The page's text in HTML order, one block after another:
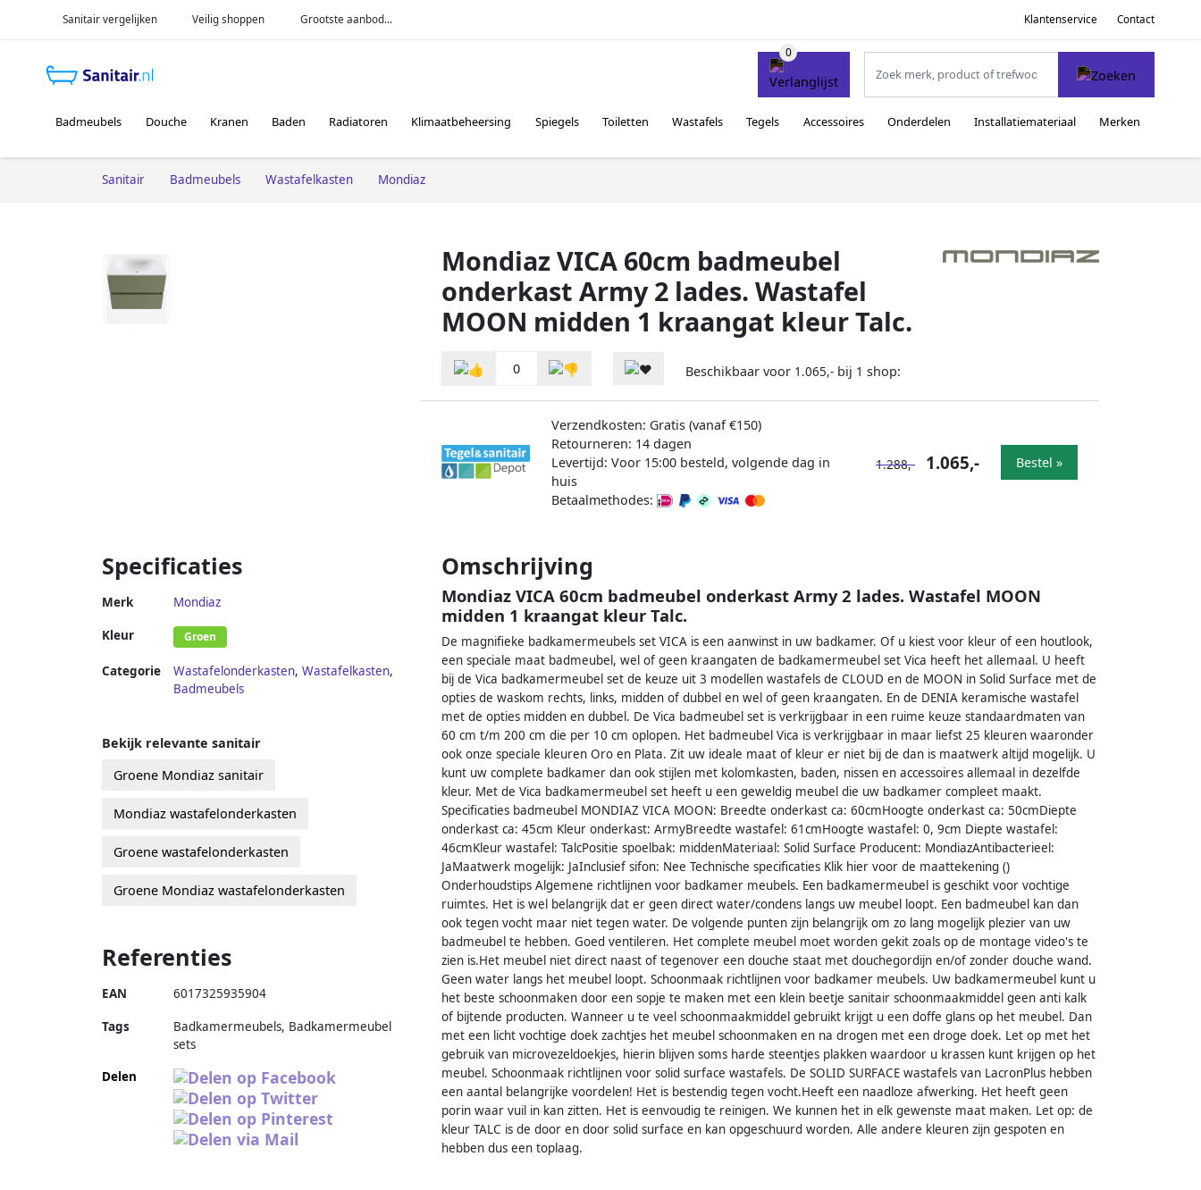
Sanitair vergelijken Veilig shoppen Grootste aanbod... Klantenservice Contact
Badmeubels Douche Kranen Baden Radiatoren Klimaatbeheersing Spiegels Toiletten Wastafels Tegels Accessoires Onderdelen Installatiemateriaal Merken
Sanitair Badmeubels Wastafelkasten Mondiaz
Mondiaz VICA 60cm badmeubel
onderkast Army 2 lades. Wastafel
MOON midden 1 kraangat kleur Talc.
0 Beschikbaar voor 1.065,- bij 1 shop:
Verzendkosten: Gratis (vanaf €150)
Retourneren: 14 dagen
Levertijd: Voor 15:00 besteld, volgende dag in
huis
Betaalmethodes:
1.288,- 1.065,- Bestel »
Specificaties
Merk Mondiaz
Kleur Groen
Categorie Wastafelonderkasten, Wastafelkasten,
Badmeubels
Omschrijving
Mondiaz VICA 60cm badmeubel onderkast Army 2 lades. Wastafel MOON
midden 1 kraangat kleur Talc.
De magnifieke badkamermeubels set VICA is een aanwinst in uw badkamer. Of u kiest voor kleur of een houtlook,
een speciale maat badmeubel, wel of geen kraangaten de badkamermeubel set Vica heeft het allemaal. U heeft
bij de Vica badkamermeubel set de keuze uit 3 modellen wastafels de CLOUD en de MOON in Solid Surface met de
opties de waskom rechts, links, midden of dubbel en wel of geen kraangaten. En de DENIA keramische wastafel
met de opties midden en dubbel. De Vica badmeubel set is verkrijgbaar in een ruime keuze standaardmaten van
60 cm t/m 200 cm die per 10 cm oplopen. Het badmeubel Vica is verkrijgbaar in maar liefst 25 kleuren waaronder
ook onze speciale kleuren Oro en Plata. Zit uw ideale maat of kleur er niet bij de dan is maatwerk altijd mogelijk. U
kunt uw complete badkamer dan ook stijlen met kolomkasten, baden, nissen en accessoires allemaal in dezelfde
kleur. Met de Vica badkamermeubel set heeft u een geweldig meubel die uw badkamer compleet maakt.
Specificaties badmeubel MONDIAZ VICA MOON: Breedte onderkast ca: 60cmHoogte onderkast ca: 50cmDiepte
onderkast ca: 45cm Kleur onderkast: ArmyBreedte wastafel: 61cmHoogte wastafel: 0, 9cm Diepte wastafel:
46cmKleur wastafel: TalcPositie spoelbak: middenMateriaal: Solid Surface Producent: MondiazAntibacterieel:
JaMaatwerk mogelijk: JaInclusief sifon: Nee Technische specificaties Klik hier voor de maattekening ()
Onderhoudstips Algemene richtlijnen voor badkamer meubels. Een badkamermeubel is geschikt voor vochtige
ruimtes. Het is wel belangrijk dat er geen direct water/condens langs uw meubel loopt. Een badmeubel kan dan
ook tegen vocht maar niet tegen water. De volgende punten zijn belangrijk om zo lang mogelijk plezier van uw
badmeubel te hebben. Goed ventileren. Het complete meubel moet worden gekit zoals op de montage video's te
zien is.Het meubel niet direct naast of tegenover een douche staat met douchegordijn en/of zonder douche wand.
Geen water langs het meubel loopt. Schoonmaak richtlijnen voor badkamer meubels. Uw badkamermeubel kunt u
het beste schoonmaken door een sopje te maken met een klein beetje sanitair schoonmaakmiddel geen anti kalk
of bijtende producten. Wanneer u te veel schoonmaakmiddel gebruikt krijgt u een doffe glans op het meubel. Dan
met een licht vochtige doek zachtjes het meubel schoonmaken en na drogen met een droge doek. Let op met het
gebruik van microvezeldoekjes, hierin blijven soms harde steentjes plakken waardoor u krassen kunt krijgen op het
meubel. Schoonmaak richtlijnen voor solid surface wastafels. De SOLID SURFACE wastafels van LacronPlus hebben
een aantal belangrijke voordelen! Het is bestendig tegen vocht.Heeft een naadloze afwerking. Het heeft geen
porin waar vuil in kan zitten. Het is eenvoudig te reinigen. We kunnen het in elk gewenste maat maken. Let op: de
kleur TALC is de door en door solid surface en kan opgeschuurd worden. Alle andere kleuren zijn gespoten en
hebben dus een toplaag.
Bekijk relevante sanitair
Groene Mondiaz sanitair
Mondiaz wastafelonderkasten
Groene wastafelonderkasten
Groene Mondiaz wastafelonderkasten
Referenties
EAN 6017325935904
Tags
Badkamermeubels, Badkamermeubel
sets
Delen